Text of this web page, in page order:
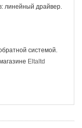
линейный драйвер.
системой.
Eltaltd